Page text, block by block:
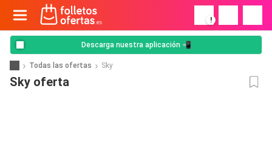
!
Descarga nuestra aplicación 📲
Todas las ofertas Sky
Sky oferta